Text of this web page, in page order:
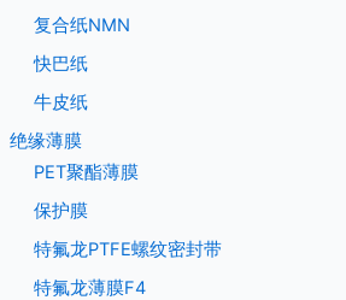
复合纸NMN
快巴纸
牛皮纸
绝缘薄膜
PET聚酯薄膜
保护膜
特氟龙PTFE螺纹密封带
特氟龙薄膜F4